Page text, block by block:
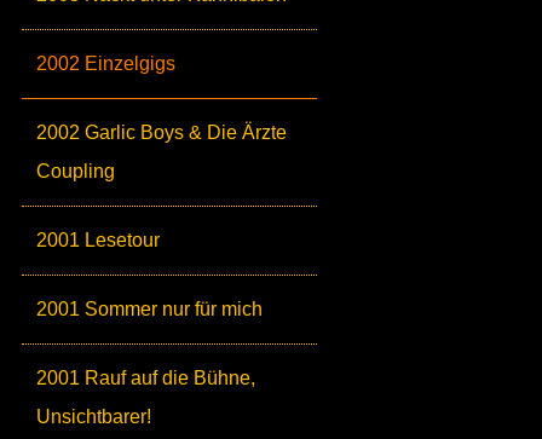
2002 Einzelgigs
2002 Garlic Boys & Die Ärzte
Coupling
2001 Lesetour
2001 Sommer nur für mich
2001 Rauf auf die Bühne,
Unsichtbarer!